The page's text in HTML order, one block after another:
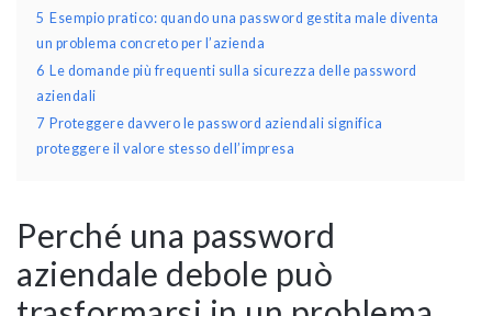
5 Esempio pratico: quando una password gestita male diventa
un problema concreto per l’azienda
6
Le domande più frequenti sulla sicurezza delle password
aziendali
7 Proteggere davvero le password aziendali significa
proteggere il valore stesso dell’impresa
Perché una password
aziendale debole può